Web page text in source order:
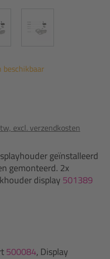
excl. verzendkosten
geïnstalleerd
gemonteerd. 2x
display 501389
500084, Display